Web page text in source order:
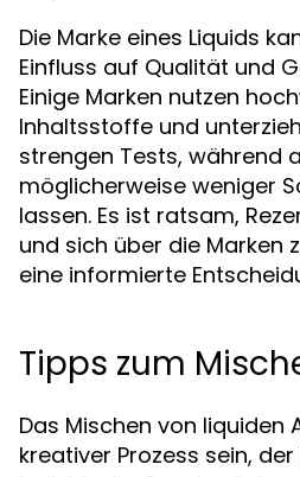
Die Marke eines Liquids
Einfluss auf Qualität und
Einige Marken nutzen
Inhaltsstoffe und
strengen Tests, während
möglicherweise weniger
lassen. Es ist ratsam,
und sich über die Marken
eine informierte
Tipps zum
Das Mischen von liquiden
kreativer Prozess sein,